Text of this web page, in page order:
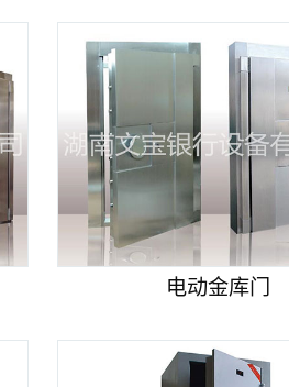
电动金库门